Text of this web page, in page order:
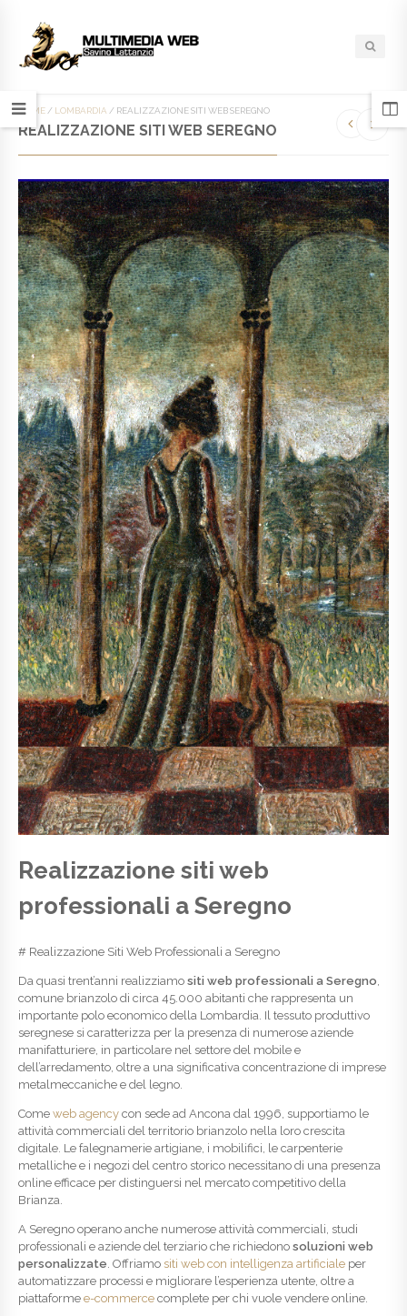
HOME / LOMBARDIA / REALIZZAZIONE SITI WEB SEREGNO
REALIZZAZIONE SITI WEB SEREGNO
Realizzazione siti web
professionali a Seregno
# Realizzazione Siti Web Professionali a Seregno
Da quasi trent’anni realizziamo siti web professionali a Seregno,
comune brianzolo di circa 45.000 abitanti che rappresenta un
importante polo economico della Lombardia. Il tessuto produttivo
seregnese si caratterizza per la presenza di numerose aziende
manifatturiere, in particolare nel settore del mobile e
dell’arredamento, oltre a una significativa concentrazione di imprese
metalmeccaniche e del legno.
Come web agency con sede ad Ancona dal 1996, supportiamo le
attività commerciali del territorio brianzolo nella loro crescita
digitale. Le falegnamerie artigiane, i mobilifici, le carpenterie
metalliche e i negozi del centro storico necessitano di una presenza
online efficace per distinguersi nel mercato competitivo della
Brianza.
A Seregno operano anche numerose attività commerciali, studi
professionali e aziende del terziario che richiedono soluzioni web
personalizzate. Offriamo siti web con intelligenza artificiale per
automatizzare processi e migliorare l’esperienza utente, oltre a
piattaforme e-commerce complete per chi vuole vendere online.